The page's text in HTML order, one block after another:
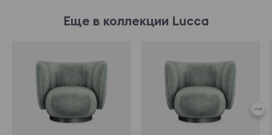
Еще в коллекции Lucca